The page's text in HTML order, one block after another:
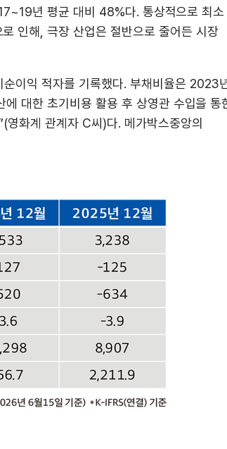
년 평균 대비 48%다. 통상적으로 최소
인해, 극장 산업은 절반으로 줄어든 시장
이익 적자를 기록했다. 부채비율은 2023
대한 초기비용 활용 후 상영관 수입을 통
화계 관계자 C씨)다. 메가박스중앙의